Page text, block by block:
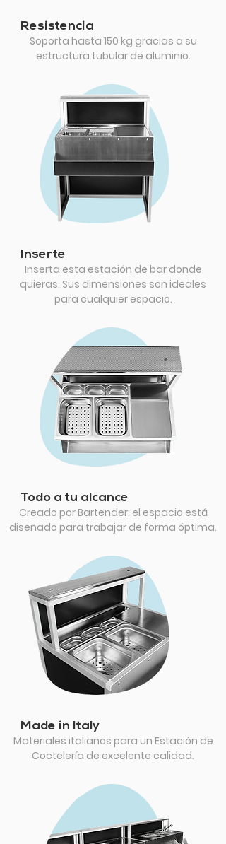
Resistencia
Soporta hasta 150 kg gracias a su
estructura tubular de aluminio.
Inserte
Inserta esta estación de bar donde
quieras. Sus dimensiones son ideales
para cualquier espacio.
Todo a tu alcance
Creado por Bartender: el espacio está
diseñado para trabajar de forma óptima.
Made in Italy
Materiales italianos para un Estación de
Coctelería de excelente calidad.